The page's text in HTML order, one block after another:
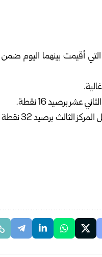
أقيمت بينهما اليوم ضمن
ويتصدر برشلونة مؤقتاً ترتيب الفرق برصيد 34 نقطة، بانتظار نتيجة لقاء ريال مدريد الذي يحتل المركز الثالث برصيد 32 نقطة